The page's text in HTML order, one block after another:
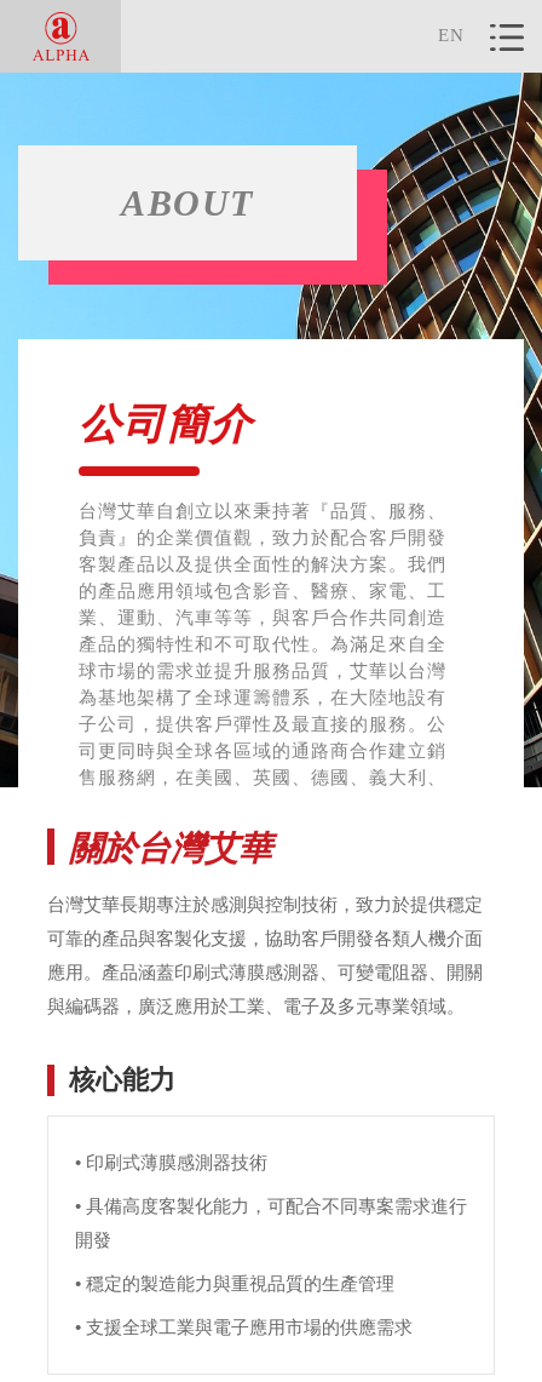
EN
ABOUT
公司簡介
台灣艾華自創立以來秉持著『品質、服務、
負責』的企業價值觀，致力於配合客戶開發
客製產品以及提供全面性的解決方案。我們
的產品應用領域包含影音、醫療、家電、工
業、運動、汽車等等，與客戶合作共同創造
產品的獨特性和不可取代性。為滿足來自全
球市場的需求並提升服務品質，艾華以台灣
為基地架構了全球運籌體系，在大陸地設有
子公司，提供客戶彈性及最直接的服務。公
司更同時與全球各區域的通路商合作建立銷
售服務網，在美國、英國、德國、義大利、
務品質。
關於台灣艾華
台灣艾華長期專注於感測與控制技術，致力於提供穩定
可靠的產品與客製化支援，協助客戶開發各類人機介面
應用。產品涵蓋印刷式薄膜感測器、可變電阻器、開關
與編碼器，廣泛應用於工業、電子及多元專業領域。
核心能力
• 印刷式薄膜感測器技術
• 具備高度客製化能力，可配合不同專案需求進行
開發
• 穩定的製造能力與重視品質的生產管理
• 支援全球工業與電子應用市場的供應需求